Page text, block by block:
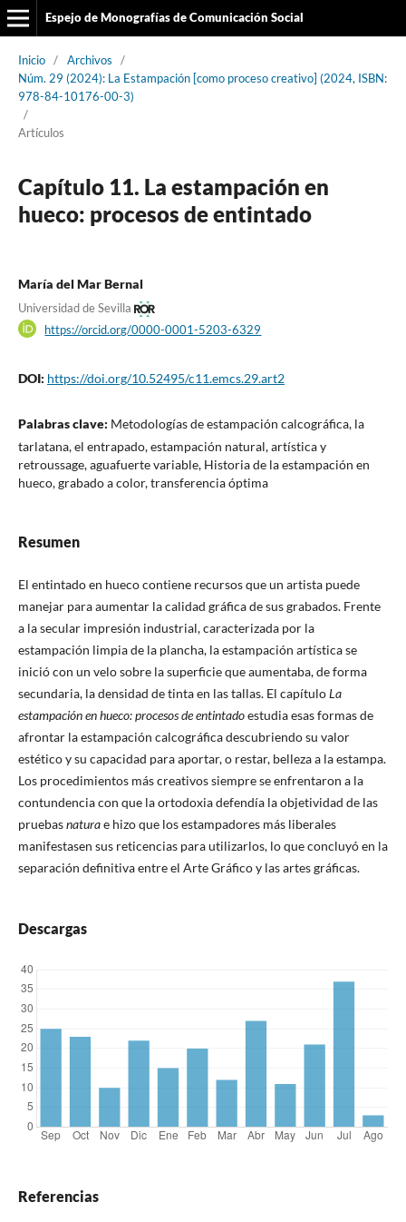
Espejo de Monografías de Comunicación Social
Inicio / Archivos
/
Núm. 29 (2024): La Estampación [como proceso creativo] (2024, ISBN:
978-84-10176-00-3)
/
Artículos
Capítulo 11. La estampación en
hueco: procesos de entintado
María del Mar Bernal
Universidad de Sevilla
https://orcid.org/0000-0001-5203-6329
DOI: https://doi.org/10.52495/c11.emcs.29.art2
Palabras clave: Metodologías de estampación calcográfica, la
tarlatana, el entrapado, estampación natural, artística y
retroussage, aguafuerte variable, Historia de la estampación en
hueco, grabado a color, transferencia óptima
Resumen
El entintado en hueco contiene recursos que un artista puede
manejar para aumentar la calidad gráfica de sus grabados. Frente
a la secular impresión industrial, caracterizada por la
estampación limpia de la plancha, la estampación artística se
inició con un velo sobre la superficie que aumentaba, de forma
secundaria, la densidad de tinta en las tallas. El capítuloLa
estampación en hueco: procesos de entintadoestudia esas formas de
afrontar la estampación calcográfica descubriendo su valor
estético y su capacidad para aportar, o restar, belleza a la estampa.
Los procedimientos más creativos siempre se enfrentaron a la
contundencia con que la ortodoxia defendía la objetividad de las
pruebasnaturae hizo que los estampadores más liberales
manifestasen sus reticencias para utilizarlos, lo que concluyó en la
separación definitiva entre el Arte Gráfico y las artes gráficas.
Descargas
Referencias